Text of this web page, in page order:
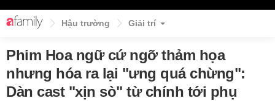
Hậu trường Giải trí
Phim Hoa ngữ cứ ngỡ thảm họa
nhưng hóa ra lại "ưng quá chừng":
Dàn cast "xịn sò" từ chính tới phụ